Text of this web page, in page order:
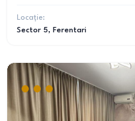
Locație:
Sector 5, Ferentari